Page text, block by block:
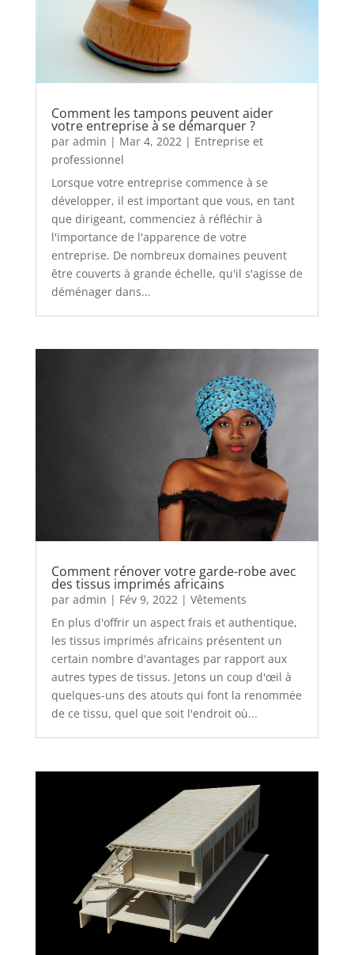
Comment les tampons peuvent aider
votre entreprise à se démarquer ?
par admin | Mar 4, 2022| Entreprise et
professionnel
Lorsque votre entreprise commence à se
développer, il est important que vous, en tant
que dirigeant, commenciez à réfléchir à
l'importance de l'apparence de votre
entreprise. De nombreux domaines peuvent
être couverts à grande échelle, qu'il s'agisse de
déménager dans...
Comment rénover votre garde-robe avec
des tissus imprimés africains
par admin | Fév 9, 2022| Vêtements
En plus d'offrir un aspect frais et authentique,
les tissus imprimés africains présentent un
certain nombre d'avantages par rapport aux
autres types de tissus. Jetons un coup d'œil à
quelques-uns des atouts qui font la renommée
de ce tissu, quel que soit l'endroit où...